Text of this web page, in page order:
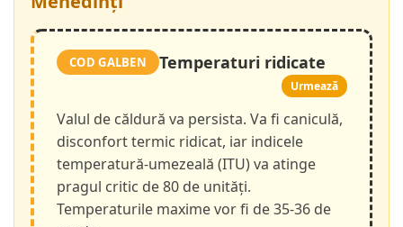
COD GALBEN Temperaturi ridicate
Urmează
Valul de căldură va persista. Va fi caniculă,
disconfort termic ridicat, iar indicele
temperatură-umezeală (ITU) va atinge
pragul critic de 80 de unități.
Temperaturile maxime vor fi de 35-36 de